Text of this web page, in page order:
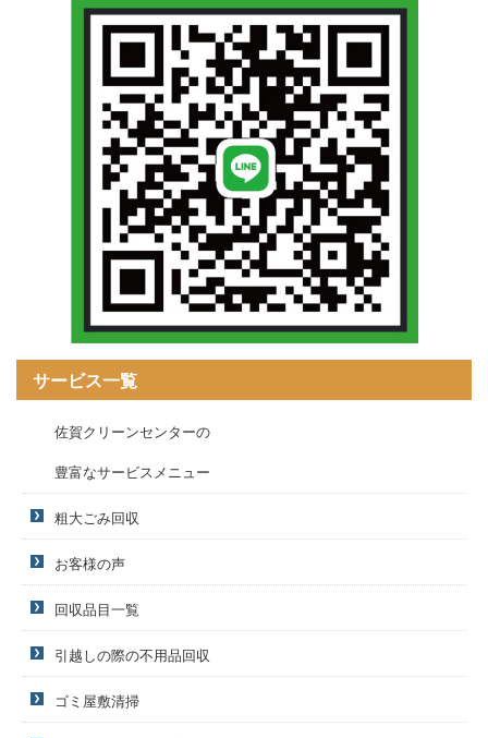
サービス一覧
佐賀クリーンセンターの
豊富なサービスメニュー
粗大ごみ回収
お客様の声
回収品目一覧
引越しの際の不用品回収
ゴミ屋敷清掃